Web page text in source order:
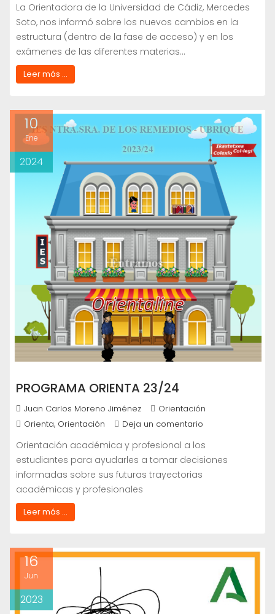
La Orientadora de la Universidad de Cádiz, Mercedes
Soto, nos informó sobre los nuevos cambios en la
estructura (dentro de la fase de acceso) y en los
exámenes de las diferentes materias…
Leer más ...
10
Ene
2024
PROGRAMA ORIENTA 23/24
Juan Carlos Moreno Jiménez
Orientación
Orienta, Orientación Deja un comentario
Orientación académica y profesional a los
estudiantes para ayudarles a tomar decisiones
informadas sobre sus futuras trayectorias
académicas y profesionales
Leer más ...
16
Jun
2023